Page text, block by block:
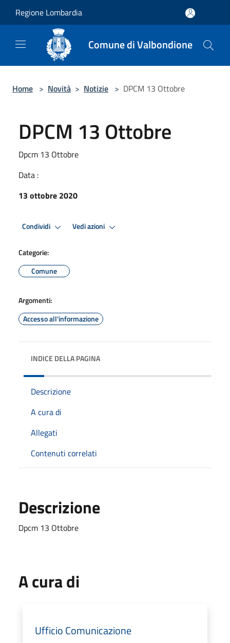
Regione Lombardia
Comune di Valbondione
Home > Novità > Notizie > DPCM 13 Ottobre
DPCM 13 Ottobre
Dpcm 13 Ottobre
Data :
13 ottobre 2020
Condividi Vedi azioni
Categorie:
Comune
Argomenti:
Accesso all'informazione
INDICE DELLA PAGINA
Descrizione
A cura di
Allegati
Contenuti correlati
Descrizione
Dpcm 13 Ottobre
A cura di
Ufficio Comunicazione